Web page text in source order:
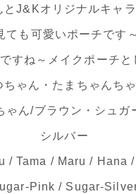
J&Kオリジナルキャ
も可愛いポーチです
すね～メイクポーチ
ゃん・たまちゃんち
ゃん/ブラウン・シュ
シルバー
/ Tama / Maru / Hana
Pink / Sugar-